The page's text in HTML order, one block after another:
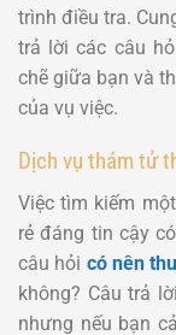
trình điều tra.
trả lời các câu
chẽ giữa bạn và
của vụ việc.
Dịch vụ thám tử
Việc tìm kiếm
rẻ đáng tin cậy
câu hỏi có nên
không? Câu trả
nhưng nếu bạn